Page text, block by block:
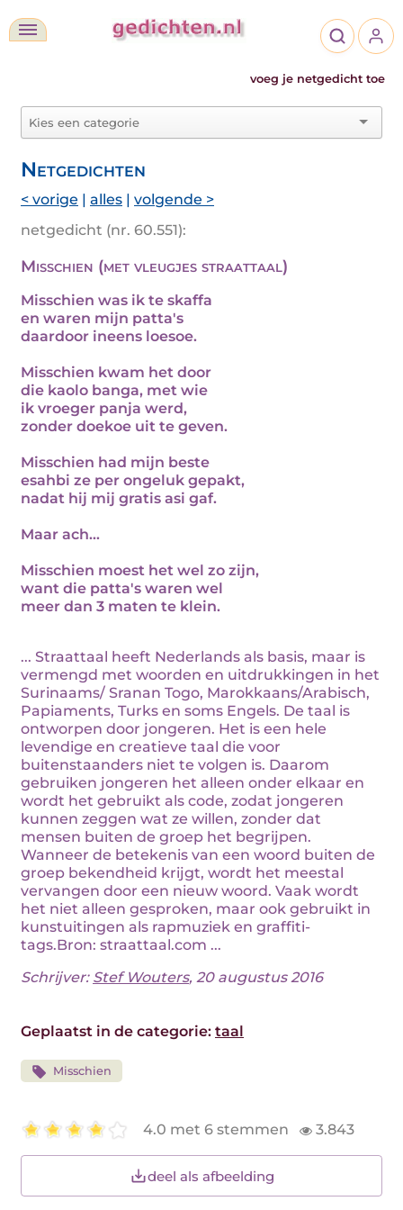
voeg je netgedicht toe
Netgedichten
< vorige | alles | volgende >
netgedicht (nr. 60.551):
Misschien (met vleugjes straattaal)
Misschien was ik te skaffa
en waren mijn patta's
daardoor ineens loesoe.
Misschien kwam het door
die kaolo banga, met wie
ik vroeger panja werd,
zonder doekoe uit te geven.
Misschien had mijn beste
esahbi ze per ongeluk gepakt,
nadat hij mij gratis asi gaf.
Maar ach...
Misschien moest het wel zo zijn,
want die patta's waren wel
meer dan 3 maten te klein.
... Straattaal heeft Nederlands als basis, maar is
vermengd met woorden en uitdrukkingen in het
Surinaams/ Sranan Togo, Marokkaans/Arabisch,
Papiaments, Turks en soms Engels. De taal is
ontworpen door jongeren. Het is een hele
levendige en creatieve taal die voor
buitenstaanders niet te volgen is. Daarom
gebruiken jongeren het alleen onder elkaar en
wordt het gebruikt als code, zodat jongeren
kunnen zeggen wat ze willen, zonder dat
mensen buiten de groep het begrijpen.
Wanneer de betekenis van een woord buiten de
groep bekendheid krijgt, wordt het meestal
vervangen door een nieuw woord. Vaak wordt
het niet alleen gesproken, maar ook gebruikt in
kunstuitingen als rapmuziek en graffiti-
tags.Bron: straattaal.com ...
Schrijver: Stef Wouters, 20 augustus 2016
Geplaatst in de categorie: taal
Misschien
4.0 met 6 stemmen 3.843
deel als afbeelding